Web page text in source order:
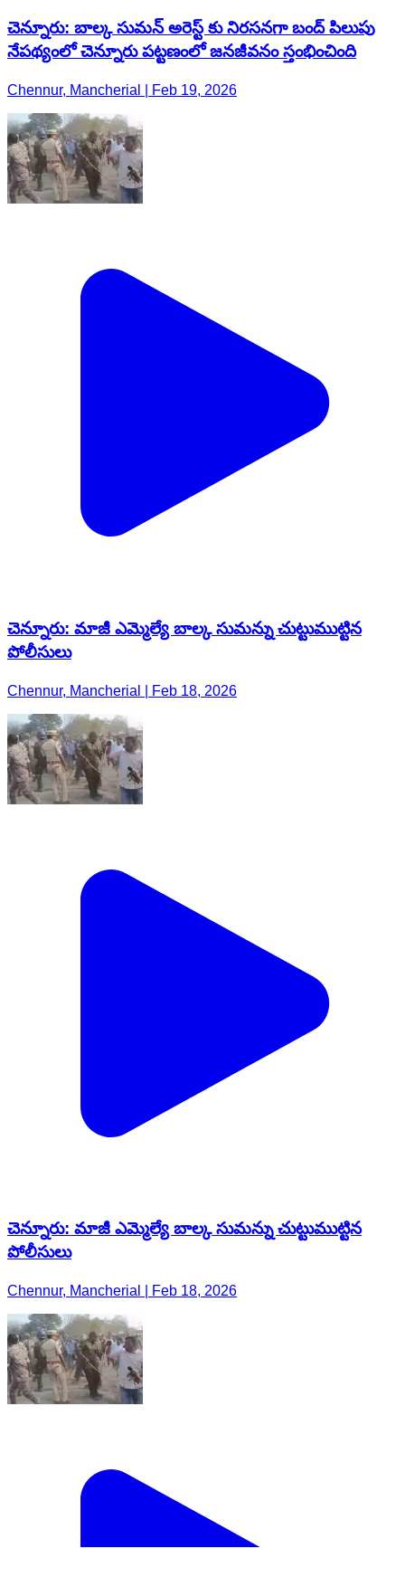
చెన్నూరు: బాల్క సుమన్ అరెస్ట్ కు నిరసనగా బంద్ పిలుపు
నేపథ్యంలో చెన్నూరు పట్టణంలో జనజీవనం స్తంభించింది
Chennur, Mancherial | Feb 19, 2026
చెన్నూరు: మాజీ ఎమ్మెల్యే బాల్క సుమన్ను చుట్టుముట్టిన
పోలీసులు
Chennur, Mancherial | Feb 18, 2026
చెన్నూరు: మాజీ ఎమ్మెల్యే బాల్క సుమన్ను చుట్టుముట్టిన
పోలీసులు
Chennur, Mancherial | Feb 18, 2026